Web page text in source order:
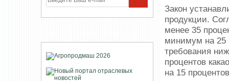
Закон
продукции.
менее 35
минимум на 25
требования
процентов
на 15